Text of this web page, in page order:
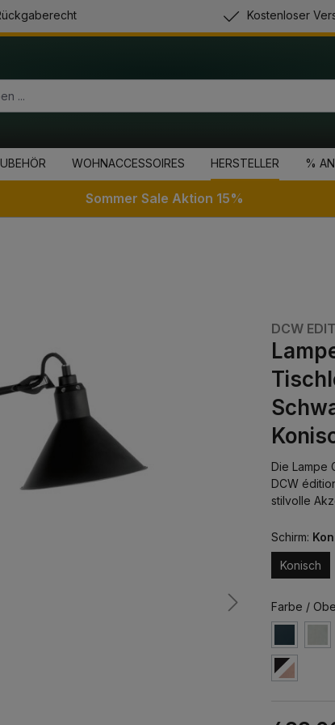
Kostenloser
WOHNACCESSOIRES HERSTELLER %
Sommer Sale Aktion 15%
DCW
Die Lampe
DCW
stilvolle
Schirm:
Konisch
Farbe /